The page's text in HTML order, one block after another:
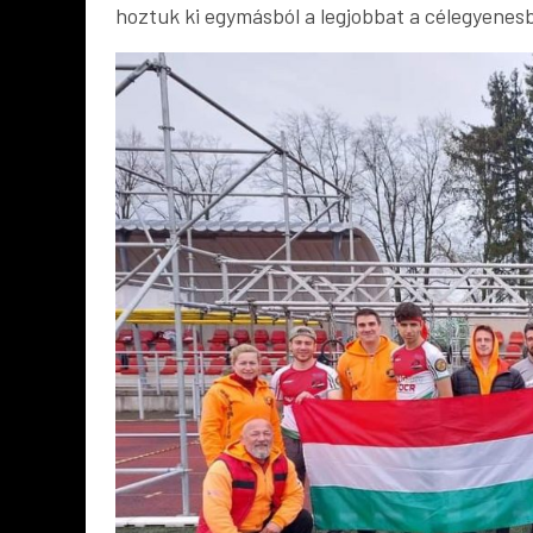
hoztuk ki egymásból a legjobbat a